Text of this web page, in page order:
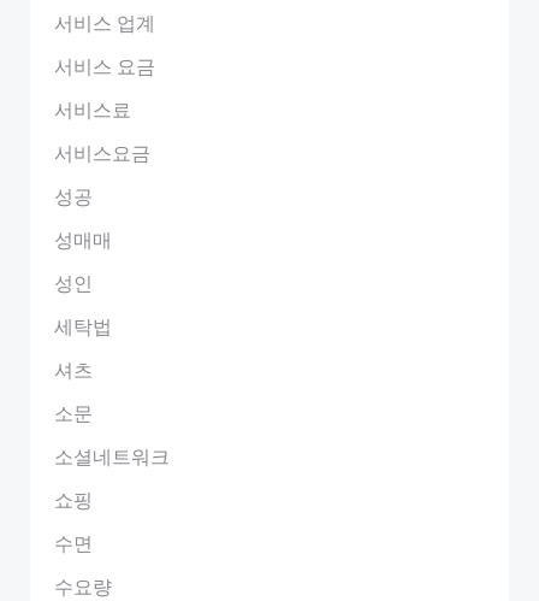
서비스 업계
서비스 요금
서비스료
서비스요금
성공
성매매
성인
세탁법
셔츠
소문
소셜네트워크
쇼핑
수면
수요량